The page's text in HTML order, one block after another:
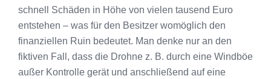
schnell Schäden in Höhe von vielen tausend Euro
entstehen – was für den Besitzer womöglich den
finanziellen Ruin bedeutet. Man denke nur an den
fiktiven Fall, dass die Drohne z. B. durch eine Windböe
außer Kontrolle gerät und anschließend auf eine